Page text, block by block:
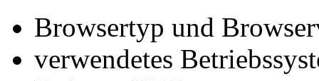
Browsertyp und
verwendetes